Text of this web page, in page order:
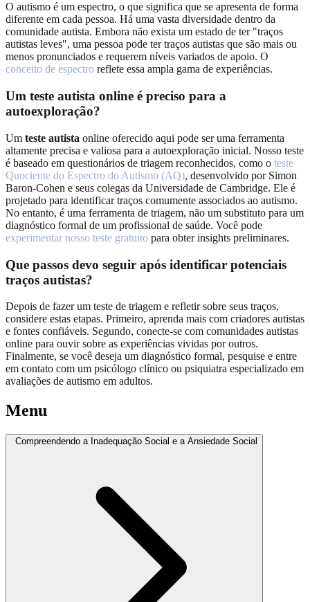
O autismo é um espectro, o que significa que se apresenta de forma
diferente em cada pessoa. Há uma vasta diversidade dentro da
comunidade autista. Embora não exista um estado de ter "traços
autistas leves", uma pessoa pode ter traços autistas que são mais ou
menos pronunciados e requerem níveis variados de apoio. O
conceito de espectro reflete essa ampla gama de experiências.
Um teste autista online é preciso para a
autoexploração?
Um teste autista online oferecido aqui pode ser uma ferramenta
altamente precisa e valiosa para a autoexploração inicial. Nosso teste
é baseado em questionários de triagem reconhecidos, como o teste
Quociente do Espectro do Autismo (AQ), desenvolvido por Simon
Baron-Cohen e seus colegas da Universidade de Cambridge. Ele é
projetado para identificar traços comumente associados ao autismo.
No entanto, é uma ferramenta de triagem, não um substituto para um
diagnóstico formal de um profissional de saúde. Você pode
experimentar nosso teste gratuito para obter insights preliminares.
Que passos devo seguir após identificar potenciais
traços autistas?
Depois de fazer um teste de triagem e refletir sobre seus traços,
considere estas etapas. Primeiro, aprenda mais com criadores autistas
e fontes confiáveis. Segundo, conecte-se com comunidades autistas
online para ouvir sobre as experiências vividas por outros.
Finalmente, se você deseja um diagnóstico formal, pesquise e entre
em contato com um psicólogo clínico ou psiquiatra especializado em
avaliações de autismo em adultos.
Menu
Compreendendo a Inadequação Social e a Ansiedade Social